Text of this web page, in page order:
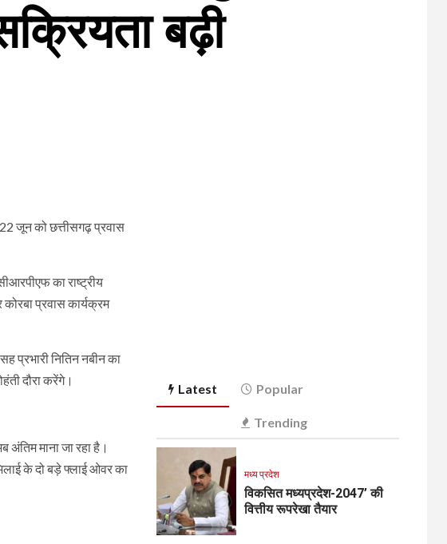
बढ़ी
जून को छत्तीसगढ़ प्रवास
का राष्ट्रीय
प्रवास कार्यक्रम
प्रभारी नितिन नबीन का
दौरा करेंगे।
माना जा रहा है।
के दो बड़े फ्लाई ओवर का
Latest Popular
Trending
मध्य प्रदेश
विकसित मध्यप्रदेश-2047’ की
वित्तीय रूपरेखा तैयार